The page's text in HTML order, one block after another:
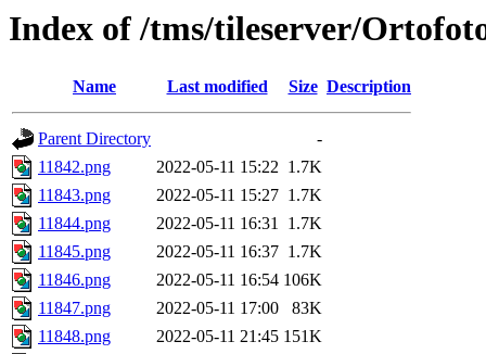
Index of /tms/tileserver/
Name Last modified Size Description
Parent Directory
-
11842.png
2022-05-11 15:22 1.7K
11843.png
2022-05-11 15:27 1.7K
11844.png
2022-05-11 16:31 1.7K
11845.png
2022-05-11 16:37 1.7K
11846.png
2022-05-11 16:54 106K
11847.png
2022-05-11 17:00
83K
11848.png
2022-05-11 21:45 151K